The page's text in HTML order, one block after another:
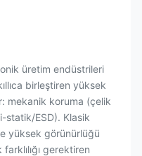
üretim endüstrileri
birleştiren yüksek
mekanik koruma (çelik
statik/ESD). Klasik
yüksek görünürlüğü
gerektiren